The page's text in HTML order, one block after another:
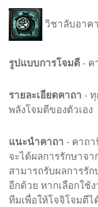
วิชาลับอาค
รูปแบบการโจมตี - ค
รายละเอียดคาถา -
พลังโจมตีของตัวเอง
แนะนำคาถา - คาถ
จะได้ผลการรักษาจ
สามารถรับผลการรั
อีกด้วย หากเลือกใ
ทีมเพื่อให้โจจิโจมตี